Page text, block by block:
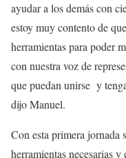
ayudar a los demás con
estoy muy contento de
herramientas para poder
con nuestra voz de
que puedan unirse y
dijo Manuel.
Con esta primera jornada
herramientas necesarias